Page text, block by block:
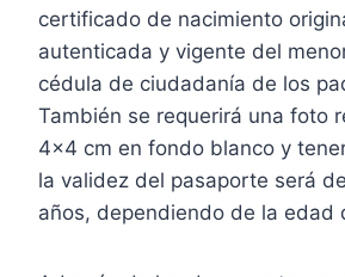
certificado de nacimiento
autenticada y vigente del
cédula de ciudadanía de los
También se requerirá una foto
4×4 cm en fondo blanco y
la validez del pasaporte será
años, dependiendo de la edad